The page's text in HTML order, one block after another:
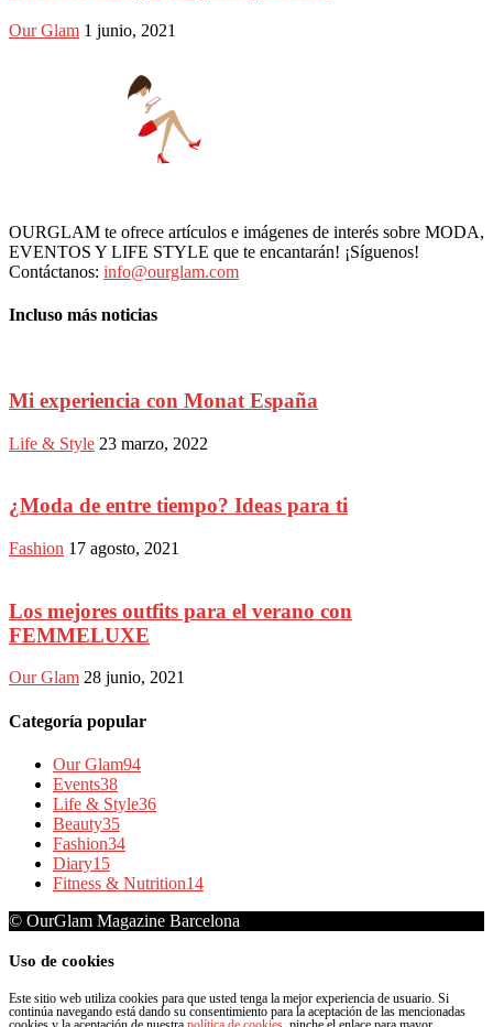
Our Glam 1 junio, 2021
OURGLAM te ofrece artículos e imágenes de interés sobre MODA,
EVENTOS Y LIFE STYLE que te encantarán! ¡Síguenos!
Contáctanos: info@ourglam.com
Incluso más noticias
Mi experiencia con Monat España
Life & Style 23 marzo, 2022
¿Moda de entre tiempo? Ideas para ti
Fashion 17 agosto, 2021
Los mejores outfits para el verano con
FEMMELUXE
Our Glam 28 junio, 2021
Categoría popular
Our Glam94
Events38
Life & Style36
Beauty35
Fashion34
Diary15
Fitness & Nutrition14
© OurGlam Magazine Barcelona
Uso de cookies
Este sitio web utiliza cookies para que usted tenga la mejor experiencia de usuario. Si
continúa navegando está dando su consentimiento para la aceptación de las mencionadas